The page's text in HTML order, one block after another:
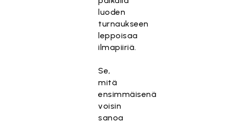
luoden
turnaukseen
leppoisaa
ilmapiiriä.
Se,
mitä
ensimmäisenä
voisin
sanoa